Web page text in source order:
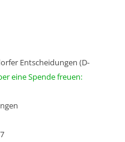
Entscheidungen (D-
eine Spende freuen: